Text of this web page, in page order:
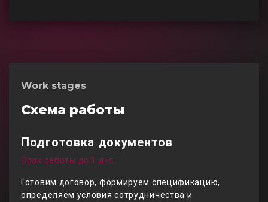
Work stages
Схема работы
Подготовка документов
Срок работы до 1 дня
Готовим договор, формируем спецификацию,
определяем условия сотрудничества и